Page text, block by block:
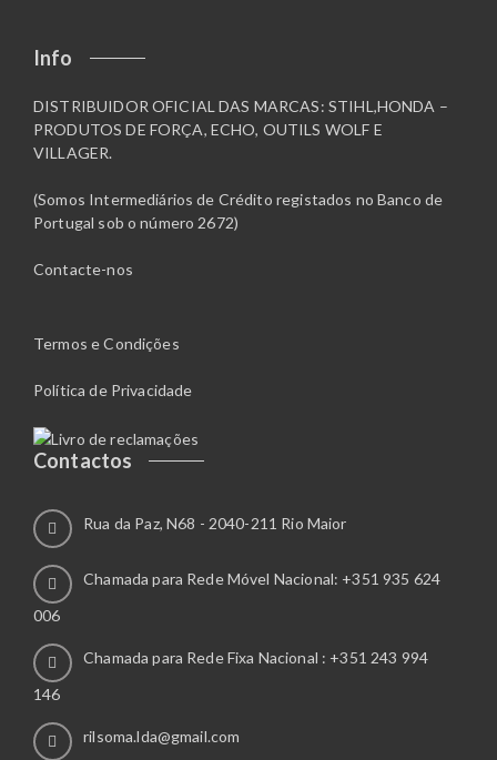
Info
DISTRIBUIDOR OFICIAL DAS MARCAS: STIHL,HONDA –
PRODUTOS DE FORÇA, ECHO, OUTILS WOLF E
VILLAGER.
(Somos Intermediários de Crédito registados no Banco de
Portugal sob o número 2672)
Contacte-nos
Termos e Condições
Política de Privacidade
Contactos
Rua da Paz, N68 - 2040-211 Rio Maior
Chamada para Rede Móvel Nacional: +351 935 624
006
Chamada para Rede Fixa Nacional : +351 243 994
146
rilsoma.lda@gmail.com